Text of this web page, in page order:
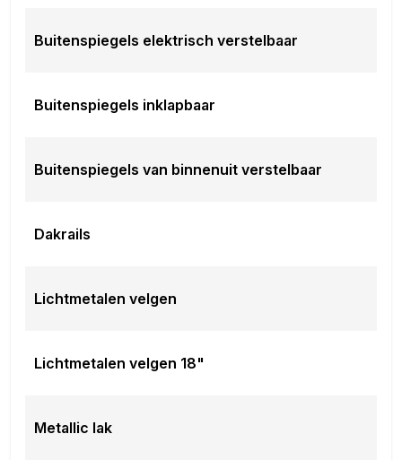
Buitenspiegels elektrisch verstelbaar
Buitenspiegels inklapbaar
Buitenspiegels van binnenuit verstelbaar
Dakrails
Lichtmetalen velgen
Lichtmetalen velgen 18"
Metallic lak